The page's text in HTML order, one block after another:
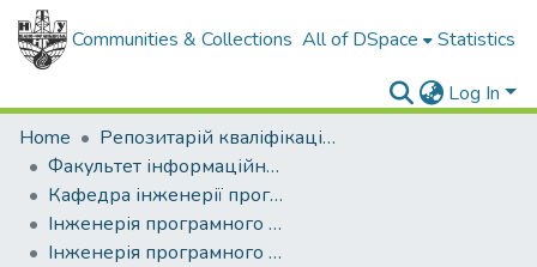
Communities & Collections All of DSpace Statistics
Log In
Home
Репозитарій кваліфікаційних робіт здобувачів вищої освіти
Факультет інформаційних технологій
Кафедра інженерії програмного забезпечення
Інженерія програмного забезпечення (рівень магістр)
Інженерія програмного забезпечення, магістр, 2024